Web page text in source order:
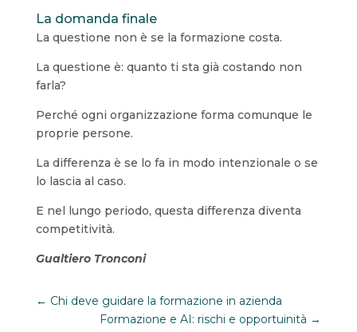
La domanda finale
La questione non è se la formazione costa.
La questione è: quanto ti sta già costando non
farla?
Perché ogni organizzazione forma comunque le
proprie persone.
La differenza è se lo fa in modo intenzionale o se
lo lascia al caso.
E nel lungo periodo, questa differenza diventa
competitività.
Gualtiero Tronconi
← Chi deve guidare la formazione in azienda
Formazione e AI: rischi e opportuinità →